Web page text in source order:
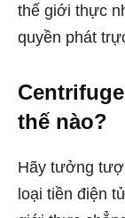
thế giới thực
quyền phát
thế nào?
Hãy tưởng
loại tiền điện